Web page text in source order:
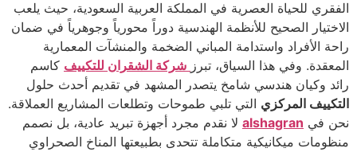
الفقري للحياة العصرية في المملكة العربية السعودية، حيث يلعب
الاختيار الصحيح للأنظمة الهندسية دوراً محورياً وجوهرياً في ضمان
راحة الأفراد واستدامة المباني الضخمة والمنشآت المعمارية
المعقدة. وفي هذا السياق، تبرز شركة الشقران للتكييف كاسم
رائد وكيان هندسي شامخ يتصدر المشهد في تقديم أحدث حلول
التكييف المركزي التي تلبي طموحات وتطلعات المشاريع العملاقة.
نحن في alshagran لا نقدم مجرد أجهزة تبريد عادية، بل نصمم
منظومات ميكانيكية متكاملة تتحدى بطبيعتها المناخ الصحراوي